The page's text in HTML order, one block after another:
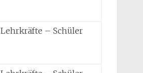
Lehrkräfte – Schüler